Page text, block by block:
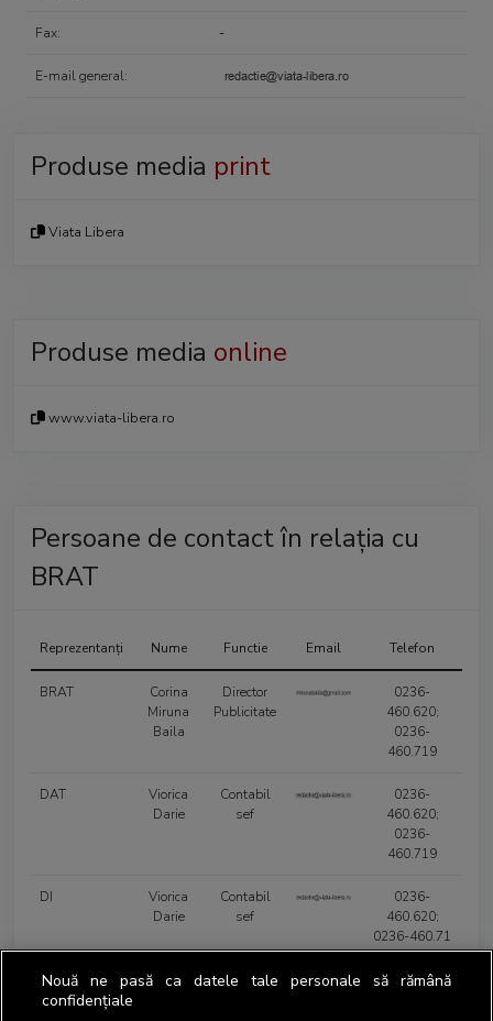
Fax: -
E-mail general:
Produse media print
Viata Libera
Produse media online
www.viata-libera.ro
Persoane de contact în relația cu
BRAT
Reprezentanți Nume Functie Email Telefon
BRAT
Corina
Miruna
Baila
Director
Publicitate
0236-
460.620;
0236-
460.719
DAT
Viorica
Darie
Contabil
sef
0236-
460.620;
0236-
460.719
DI
Viorica
Darie
Contabil
sef
0236-
460.620;
0236-460.71
Nouă ne pasă ca datele tale personale să rămână
confidențiale